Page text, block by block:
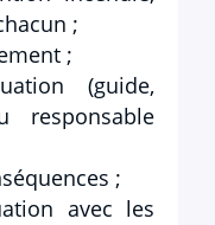
;
;
(guide,
responsable
;
avec les